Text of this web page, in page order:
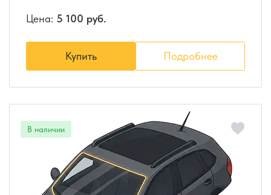
Цена: 5 100 руб.
Купить Подробнее